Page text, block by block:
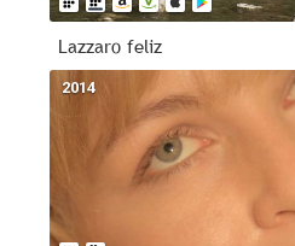
Lazzaro feliz
2014